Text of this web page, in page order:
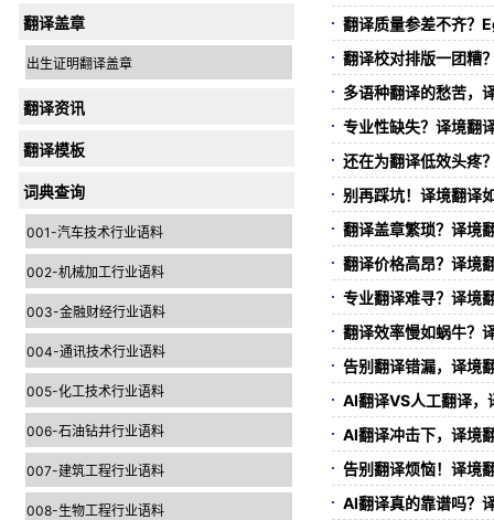
翻译盖章
出生证明翻译盖章
翻译资讯
翻译模板
词典查询
001-汽车技术行业语料
002-机械加工行业语料
003-金融财经行业语料
004-通讯技术行业语料
005-化工技术行业语料
006-石油钻井行业语料
007-建筑工程行业语料
008-生物工程行业语料
翻译质量参差不齐？
翻译校对排版一团糟
多语种翻译的愁苦，
专业性缺失？译境翻
还在为翻译低效头疼
别再踩坑！译境翻译
翻译盖章繁琐？译境
翻译价格高昂？译
专业翻译难寻？译境
翻译效率慢如蜗牛？
告别翻译错漏，译境
AI翻译VS人工翻译，
AI翻译冲击下，译境
告别翻译烦恼！译境
AI翻译真的靠谱吗？